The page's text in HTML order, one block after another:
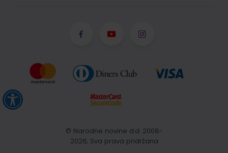
© Narodne novine d.d. 2008-
2026, Sva prava pridržana